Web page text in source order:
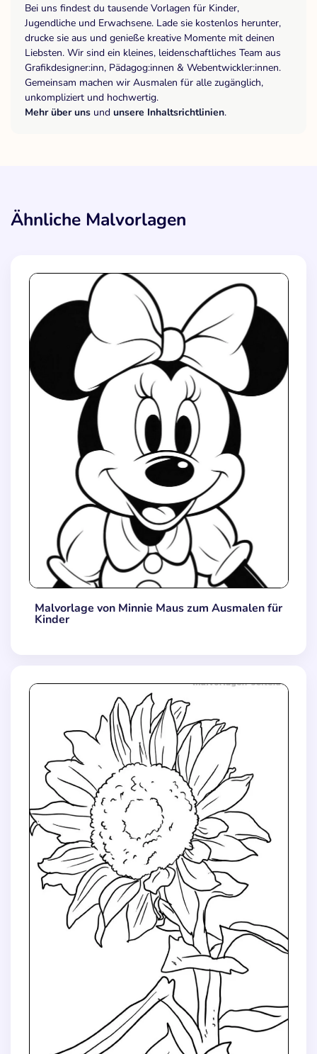
Bei uns findest du tausende Vorlagen für Kinder,
Jugendliche und Erwachsene. Lade sie kostenlos herunter,
drucke sie aus und genieße kreative Momente mit deinen
Liebsten. Wir sind ein kleines, leidenschaftliches Team aus
Grafikdesigner:inn, Pädagog:innen & Webentwickler:innen.
Gemeinsam machen wir Ausmalen für alle zugänglich,
unkompliziert und hochwertig.
Mehr über uns und unsere Inhaltsrichtlinien.
Ähnliche Malvorlagen
Malvorlage von Minnie Maus zum Ausmalen für
Kinder